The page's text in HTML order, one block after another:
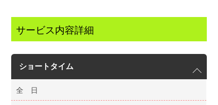
サービス内容詳細
ショートタイム
全 日